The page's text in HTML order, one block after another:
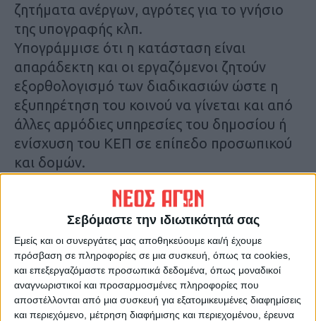
Σεβόμαστε την ιδιωτικότητά σας
Εμείς και οι συνεργάτες μας αποθηκεύουμε και/ή έχουμε
πρόσβαση σε πληροφορίες σε μια συσκευή, όπως τα cookies,
και επεξεργαζόμαστε προσωπικά δεδομένα, όπως μοναδικοί
αναγνωριστικοί και προσαρμοσμένες πληροφορίες που
αποστέλλονται από μια συσκευή για εξατομικευμένες διαφημίσεις
και περιεχόμενο, μέτρηση διαφήμισης και περιεχομένου, έρευνα
ζητήματα ανέργων, αγρότες για το γνήσιο
της υπογραφής κλπ.
Υπογράμμισε ότι η κατάσταση είναι
απαράδεκτη και οι εργαζόμενοι ζητούν
εξορθολογισμό των διαδικασιών ώστε η
εξυπηρέτηση του κοινού να γίνεται και από
άλλες αρμόδιες υπηρεσίες του δημοσίου ή
ενίσχυση του ΚΕΠ σε επίπεδο προσωπικού
και δομών.
Τελευταίες Ειδήσεις Σήμερα
Ακολούθησε την εφημερίδα ΝΕΟΣ
ΑΓΩΝ στο Google News!
Όλες οι εξελίξεις στην περιοχή της
Καρδίτσας και ευρύτερα της Θεσσαλίας